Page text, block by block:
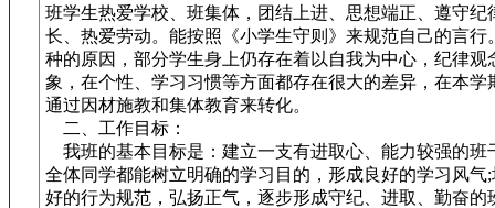
班学生热爱学校、班集体，团结上进、思想端正、遵守纪
长、热爱劳动。能按照《小学生守则》来规范自己的言行
种的原因，部分学生身上仍存在着以自我为中心，纪律观
象，在个性、学习习惯等方面都存在很大的差异，在本学
通过因材施教和集体教育来转化。
二、工作目标：
我班的基本目标是：建立一支有进取心、能力较强的班
全体同学都能树立明确的学习目的，形成良好的学习风气
好的行为规范，弘扬正气，逐步形成守纪、进取、勤奋的